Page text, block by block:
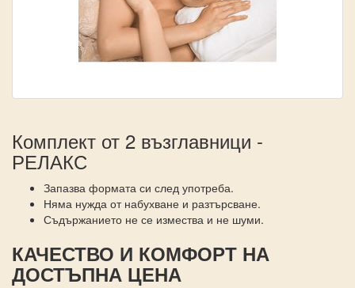
Комплект от 2 възглавници -
РЕЛАКС
Запазва формата си след употреба.
Няма нужда от набухване и разтърсване.
Съдържанието не се измества и не шуми.
КАЧЕСТВО И КОМФОРТ НА
ДОСТЪПНА ЦЕНА